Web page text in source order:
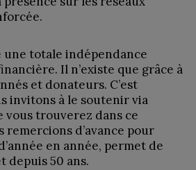
une totale indépendance
Il n’existe que grâce à
et donateurs. C’est
invitons à le soutenir via
vous trouverez dans ce
remercions d’avance pour
en année, permet de
depuis 50 ans.